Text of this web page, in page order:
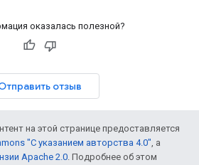
оказалась полезной?
отзыв
на этой странице предоставляется
"С указанием авторства 4.0", а
Apache 2.0. Подробнее об этом